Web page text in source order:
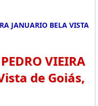
JANUARIO BELA VISTA
VIEIRA
de Goiás,